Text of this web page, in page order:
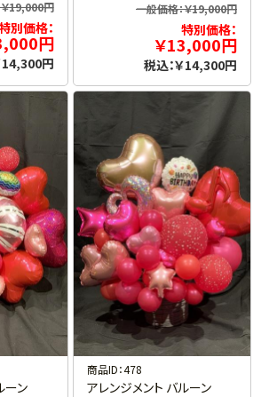
19,000円
別価格：
円
14,300円
一般価格：￥19,000円
特別価格：
￥13,000円
税込：￥14,300円
ーン
商品ID：478
アレンジメント バルーン